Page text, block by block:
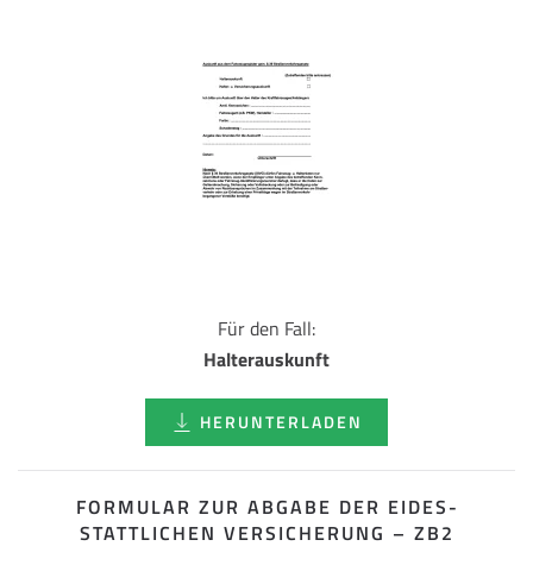
Für den Fall:
Halterauskunft
HERUNTERLADEN
FORMULAR ZUR ABGABE DER EIDES­
STATTLICHEN VERSICHERUNG – ZB2